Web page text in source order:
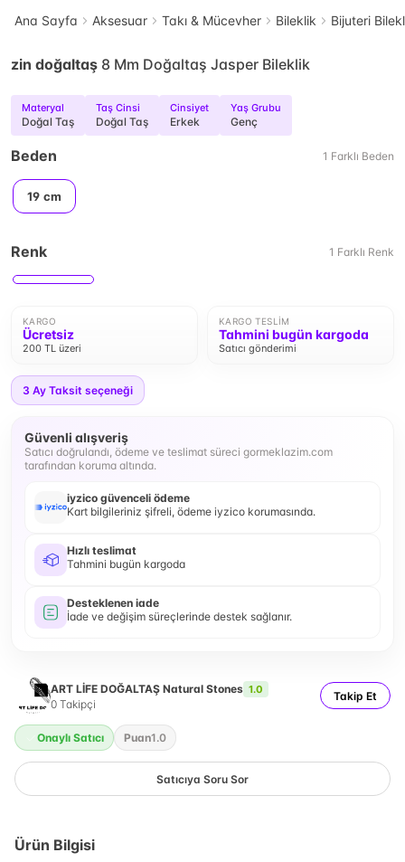
Ana Sayfa Aksesuar Takı & Mücevher Bileklik Bijuteri
zin doğaltaş 8 Mm Doğaltaş Jasper Bileklik
Materyal
Doğal Taş
Taş Cinsi
Doğal Taş
Cinsiyet
Erkek
Yaş Grubu
Genç
Beden 1 Farklı Beden
19 cm
Renk 1 Farklı Renk
KARGO
Ücretsiz
200 TL üzeri
KARGO TESLIM
Tahmini bugün kargoda
Satıcı gönderimi
3 Ay Taksit seçeneği
Güvenli alışveriş
Satıcı doğrulandı, ödeme ve teslimat süreci gormeklazim.com
tarafından koruma altında.
iyzico güvenceli ödeme
Kart bilgileriniz şifreli, ödeme iyzico korumasında.
Hızlı teslimat
Tahmini bugün kargoda
Desteklenen iade
İade ve değişim süreçlerinde destek sağlanır.
ART LİFE DOĞALTAŞ Natural Stones 1.0
0 Takipçi
Takip Et
Onaylı Satıcı Puan1.0
Satıcıya Soru Sor
Ürün Bilgisi